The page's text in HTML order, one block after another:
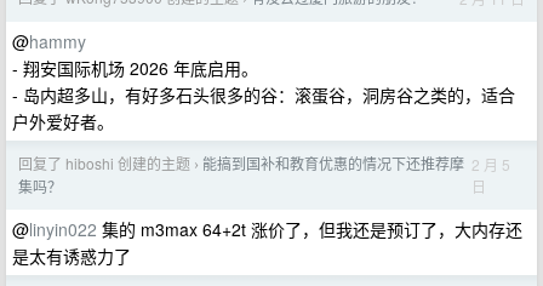
@hammy
- 翔安国际机场 2026 年底启用。
- 岛内超多山，有好多石头很多的谷：滚蛋谷，洞房谷之类的，适合
户外爱好者。
回复了 hiboshi 创建的主题 › 能搞到国补和教育优惠的情况下还推荐摩
集吗？
2 月 5
日
@linyin022 集的 m3max 64+2t 涨价了，但我还是预订了，大内存还
是太有诱惑力了